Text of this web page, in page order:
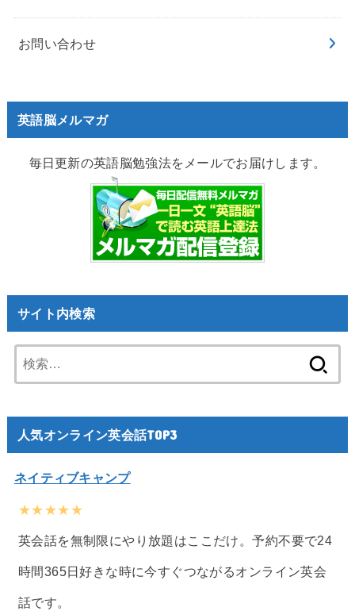
お問い合わせ
英語脳メルマガ
毎日更新の英語脳勉強法をメールでお届けします。
サイト内検索
索:
人気オンライン英会話TOP3
ネイティブキャンプ
★★★★★
英会話を無制限にやり放題はここだけ。予約不要で24
時間365日好きな時に今すぐつながるオンライン英会
話です。